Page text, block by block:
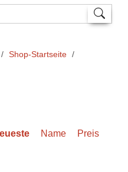
Shop-Startseite
Name Preis